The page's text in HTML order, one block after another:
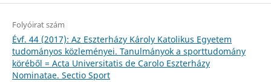
Folyóirat szám
Évf. 44 (2017): Az Eszterházy Károly Katolikus Egyetem
tudományos közleményei. Tanulmányok a sporttudomány
köréből = Acta Universitatis de Carolo Eszterházy
Nominatae. Sectio Sport